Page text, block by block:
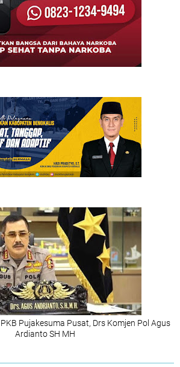
Pujakesuma Pusat, Drs Komjen Pol Agus
Ardianto SH MH